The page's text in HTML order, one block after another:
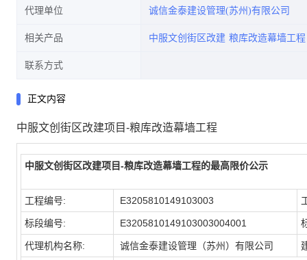
代理单位 诚信金泰建设管理(苏州)有限公司
相关产品 中服文创街区改建 粮库改造幕墙工程
联系方式
正文内容
中服文创街区改建项目-粮库改造幕墙工程
中服文创街区改建项目-粮库改造幕墙工程的最高限价公示
工程编号: E3205810149103003
标段编号: E3205810149103003004001
代理机构名称: 诚信金泰建设管理（苏州）有限公司